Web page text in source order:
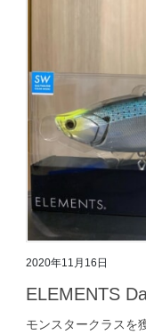
2020年11月16日
ELEMENTS
モンスタークラスを